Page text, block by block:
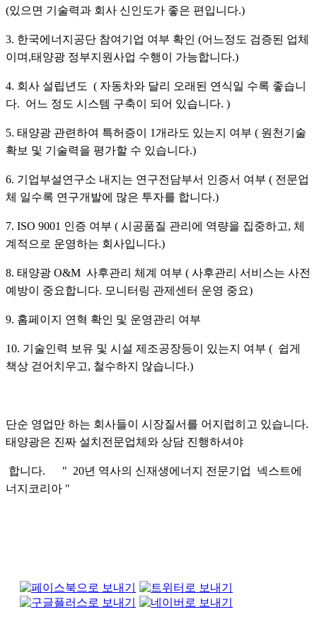
(있으면 기술력과 회사 신인도가 좋은 편입니다.)
3. 한국에너지공단 참여기업 여부 확인 (어느정도 검증된 업체
이며,태양광 정부지원사업 수행이 가능합니다.)
4. 회사 설립년도 ( 자동차와 달리 오래된 연식일 수록 좋습니
다. 어느 정도 시스템 구축이 되어 있습니다. )
5. 태양광 관련하여 특허증이 1개라도 있는지 여부 ( 원천기술
확보 및 기술력을 평가할 수 있습니다.)
6. 기업부설연구소 내지는 연구전담부서 인증서 여부 ( 전문업
체 일수록 연구개발에 많은 투자를 합니다.)
7. ISO 9001 인증 여부 ( 시공품질 관리에 역량을 집중하고, 체
계적으로 운영하는 회사입니다.)
8. 태양광 O&M 사후관리 체계 여부 ( 사후관리 서비스는 사전
예방이 중요합니다. 모니터링 관제센터 운영 중요)
9. 홈페이지 연혁 확인 및 운영관리 여부
10. 기술인력 보유 및 시설 제조공장등이 있는지 여부 ( 쉽게
책상 걷어치우고, 철수하지 않습니다.)
단순 영업만 하는 회사들이 시장질서를 어지럽히고 있습니다.
태양광은 진짜 설치전문업체와 상담 진행하셔야
합니다. " 20년 역사의 신재생에너지 전문기업 넥스트에
너지코리아 "